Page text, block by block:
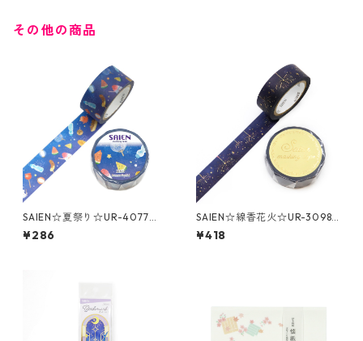
その他の商品
SAIEN☆夏祭り☆UR-4077☆2
0ｍｍマスキングテープ
¥286
SAIEN☆線香花火☆UR-3098
☆金箔☆マスキングテープ
¥418